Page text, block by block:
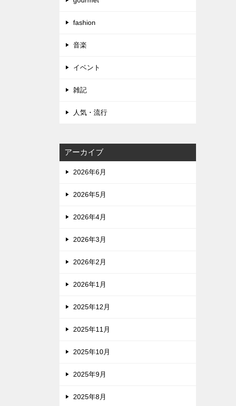
fashion
音楽
イベント
雑記
人気・流行
アーカイブ
2026年6月
2026年5月
2026年4月
2026年3月
2026年2月
2026年1月
2025年12月
2025年11月
2025年10月
2025年9月
2025年8月